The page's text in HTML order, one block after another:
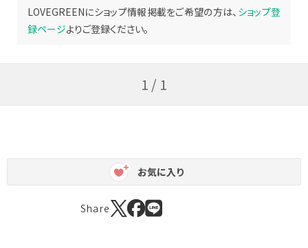
LOVEGREENにショップ情報掲載をご希望の方は、 ショップ登
録ページよりご登録ください。
1 / 1
お気に入り
Share